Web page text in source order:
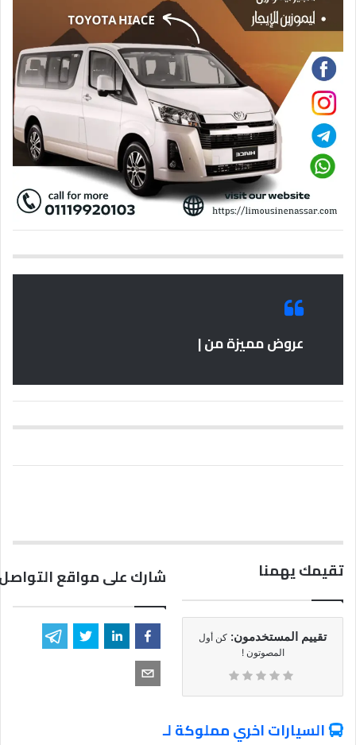
عروض مميزة من |
تقيمك يهمنا
تقييم المستخدمون: كن أول
المصوتون !
شارك على مواقع
السيارات اخري مملوكة لـ